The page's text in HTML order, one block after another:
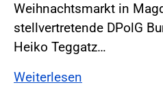
Weihnachtsmarkt in
stellvertretende DPolG
Heiko Teggatz…
Weiterlesen